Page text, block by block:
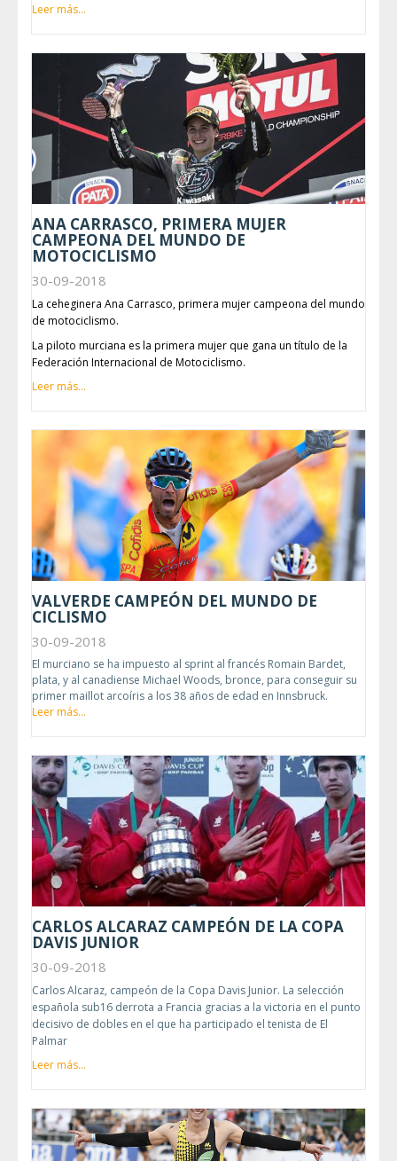
Leer más...
ANA CARRASCO, PRIMERA MUJER
CAMPEONA DEL MUNDO DE
MOTOCICLISMO
30-09-2018
La ceheginera Ana Carrasco, primera mujer campeona del mundo
de motociclismo.
La piloto murciana es la primera mujer que gana un título de la
Federación Internacional de Motociclismo.
Leer más...
VALVERDE CAMPEÓN DEL MUNDO DE
CICLISMO
30-09-2018
El murciano se ha impuesto al sprint al francés Romain Bardet,
plata, y al canadiense Michael Woods, bronce, para conseguir su
primer maillot arcoíris a los 38 años de edad en Innsbruck.
Leer más...
CARLOS ALCARAZ CAMPEÓN DE LA COPA
DAVIS JUNIOR
30-09-2018
Carlos Alcaraz, campeón de la Copa Davis Junior. La selección
española sub16 derrota a Francia gracias a la victoria en el punto
decisivo de dobles en el que ha participado el tenista de El
Palmar
Leer más...